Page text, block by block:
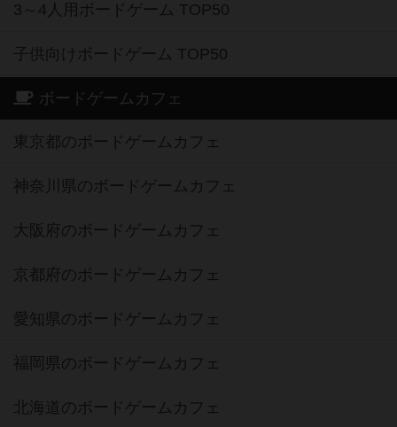
3～4人用ボードゲーム TOP50
子供向けボードゲーム TOP50
ボードゲームカフェ
東京都のボードゲームカフェ
神奈川県のボードゲームカフェ
大阪府のボードゲームカフェ
京都府のボードゲームカフェ
愛知県のボードゲームカフェ
福岡県のボードゲームカフェ
北海道のボードゲームカフェ